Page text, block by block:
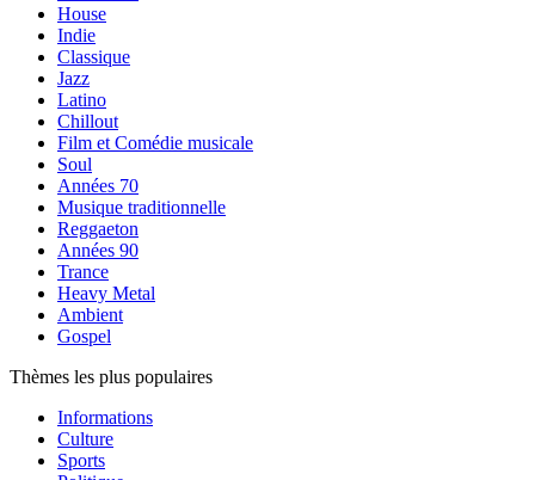
House
Indie
Classique
Jazz
Latino
Chillout
Film et Comédie musicale
Soul
Années 70
Musique traditionnelle
Reggaeton
Années 90
Trance
Heavy Metal
Ambient
Gospel
Thèmes les plus populaires
Informations
Culture
Sports